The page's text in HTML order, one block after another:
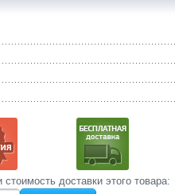
доставки этого товара: